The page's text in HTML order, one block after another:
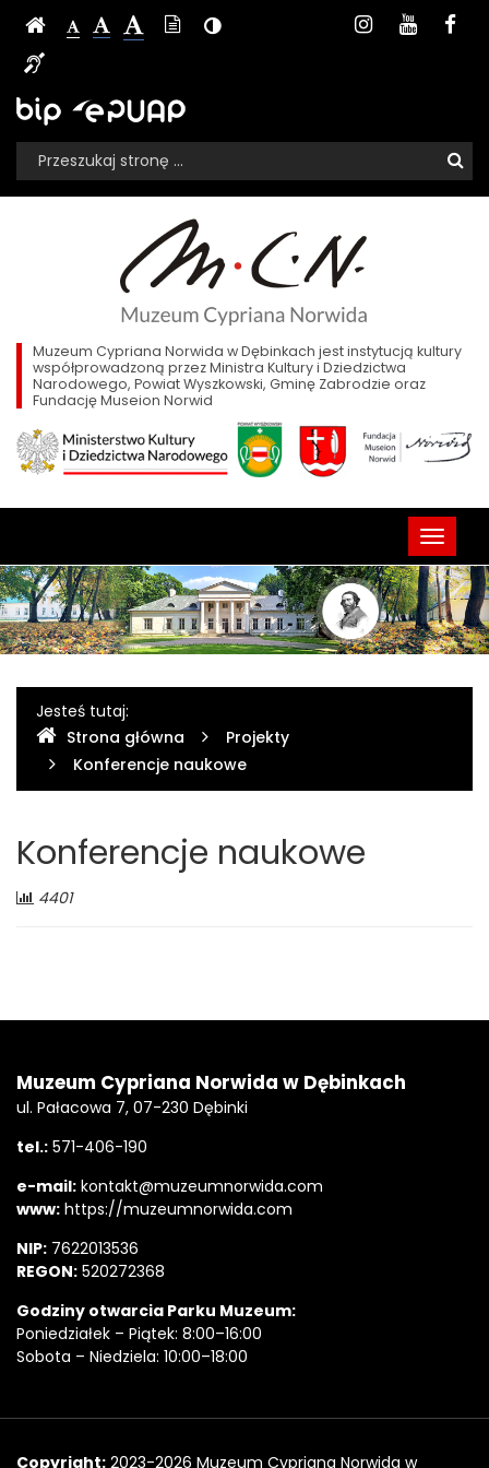
Konferencje
naukowe
-
Muzeum
Cypriana
Norwida
Dębinkach
Ustawienia
strony
Strona
Czcionka,
jej
stronie:
Czcionka
WersjaKontrast
Informacja
niesłyszących
MediaInstagram
Sklep,
BIP,
e-
Biuletyn
Informacji
Publicznej
EPUAP
Wyszukiwarka
Formularz
wyszukiwania
Wyszukiwana
fraza:
Muzeum Cypriana Norwida w Dębinkach jest instytucją kultury
współprowadzoną przez Ministra Kultury i Dziedzictwa
Narodowego, Powiat Wyszkowski, Gminę Zabrodzie oraz
Fundację Museion Norwid
główne
Gdzie
jesteśmy
Jesteś tutaj:
Strona główna
Projekty
Konferencje naukowe
Konferencje naukowe
Liczba
4401
Muzeum Cypriana Norwida w Dębinkach
ul. Pałacowa 7, 07-230 Dębinki
tel.: 571-406-190
e-mail: kontakt@muzeumnorwida.com
www: https://muzeumnorwida.com
NIP: 7622013536
REGON: 520272368
Godziny otwarcia Parku Muzeum:
Poniedziałek – Piątek: 8:00–16:00
Sobota – Niedziela: 10:00–18:00
Copyright
Copyright: 2023-2026 Muzeum Cypriana Norwida w